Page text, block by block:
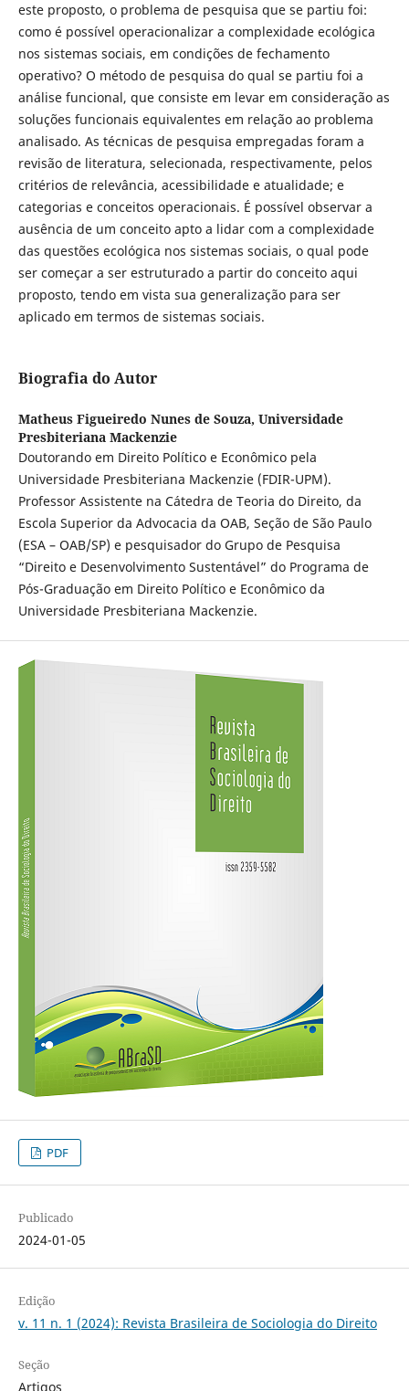
este proposto, o problema de pesquisa que se partiu foi:
como é possível operacionalizar a complexidade ecológica
nos sistemas sociais, em condições de fechamento
operativo? O método de pesquisa do qual se partiu foi a
análise funcional, que consiste em levar em consideração as
soluções funcionais equivalentes em relação ao problema
analisado. As técnicas de pesquisa empregadas foram a
revisão de literatura, selecionada, respectivamente, pelos
critérios de relevância, acessibilidade e atualidade; e
categorias e conceitos operacionais. É possível observar a
ausência de um conceito apto a lidar com a complexidade
das questões ecológica nos sistemas sociais, o qual pode
ser começar a ser estruturado a partir do conceito aqui
proposto, tendo em vista sua generalização para ser
aplicado em termos de sistemas sociais.
Biografia do Autor
Matheus Figueiredo Nunes de Souza, Universidade
Presbiteriana Mackenzie
Doutorando em Direito Político e Econômico pela
Universidade Presbiteriana Mackenzie (FDIR-UPM).
Professor Assistente na Cátedra de Teoria do Direito, da
Escola Superior da Advocacia da OAB, Seção de São Paulo
(ESA – OAB/SP) e pesquisador do Grupo de Pesquisa
“Direito e Desenvolvimento Sustentável” do Programa de
Pós-Graduação em Direito Político e Econômico da
Universidade Presbiteriana Mackenzie.
PDF
Publicado
2024-01-05
Edição
v. 11 n. 1 (2024): Revista Brasileira de Sociologia do Direito
Seção
Artigos